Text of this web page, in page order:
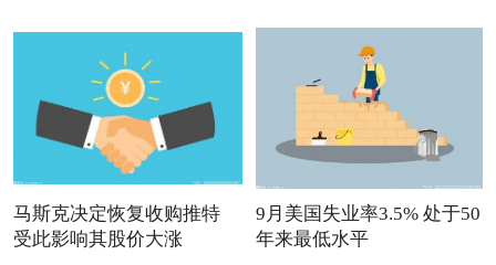
马斯克决定恢复收购推特
受此影响其股价大涨
9月美国失业率3.5% 处于50
年来最低水平